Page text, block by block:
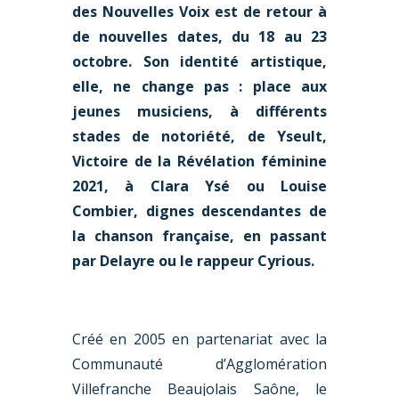
des Nouvelles Voix est de retour à
de nouvelles dates, du 18 au 23
octobre. Son identité artistique,
elle, ne change pas : place aux
jeunes musiciens, à différents
stades de notoriété, de Yseult,
Victoire de la Révélation féminine
2021, à Clara Ysé ou Louise
Combier, dignes descendantes de
la chanson française, en passant
par Delayre ou le rappeur Cyrious.
Créé en 2005 en partenariat avec la
Communauté d’Agglomération
Villefranche Beaujolais Saône, le